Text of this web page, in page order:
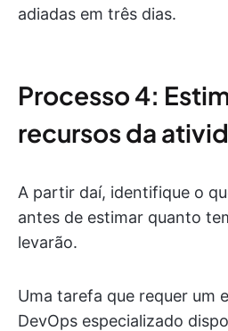
adiadas em três dias.
Processo 4:
recursos da
A partir daí, identifique o
antes de estimar quanto
levarão.
Uma tarefa que requer um
DevOps especializado